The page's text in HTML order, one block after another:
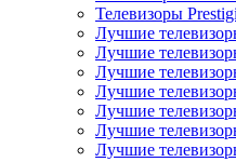
Телевизоры
Лучшие
Лучшие
Лучшие
Лучшие
Лучшие
Лучшие
Лучшие